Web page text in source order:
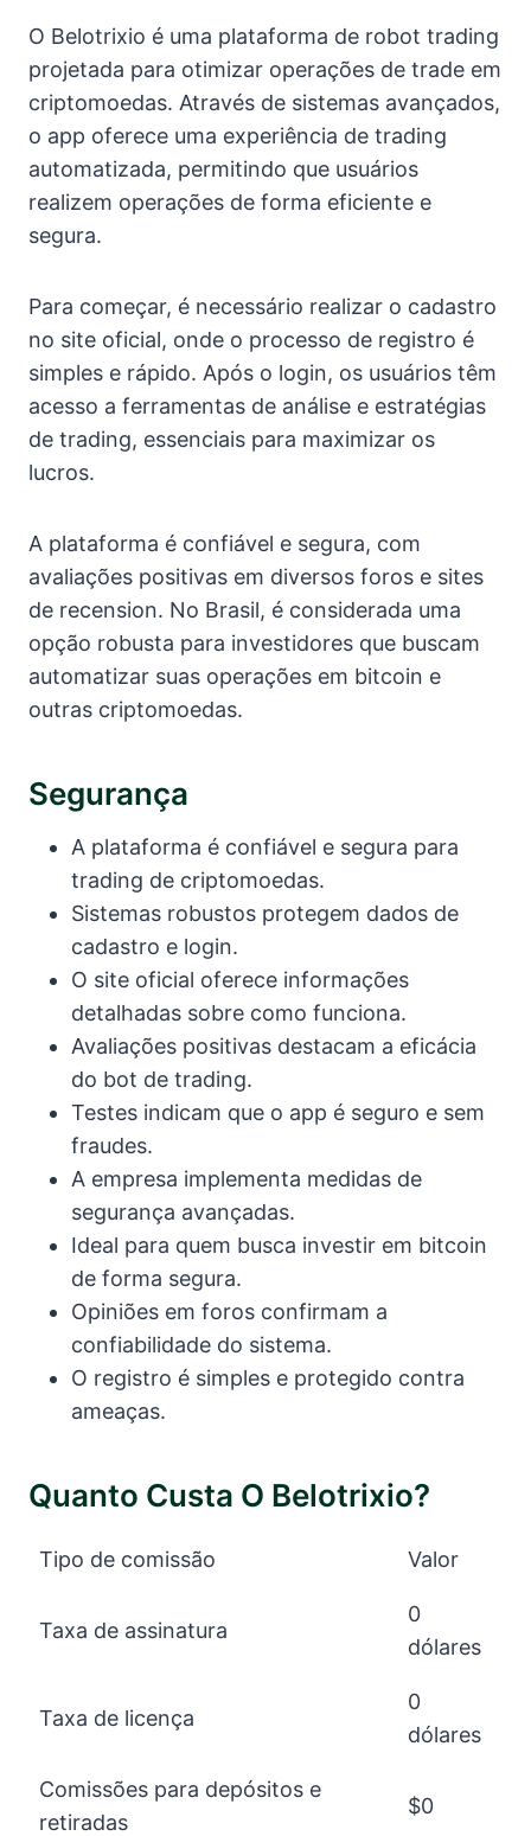
O Belotrixio é uma plataforma de robot trading
projetada para otimizar operações de trade em
criptomoedas. Através de sistemas avançados,
o app oferece uma experiência de trading
automatizada, permitindo que usuários
realizem operações de forma eficiente e
segura.
Para começar, é necessário realizar o cadastro
no site oficial, onde o processo de registro é
simples e rápido. Após o login, os usuários têm
acesso a ferramentas de análise e estratégias
de trading, essenciais para maximizar os
lucros.
A plataforma é confiável e segura, com
avaliações positivas em diversos foros e sites
de recension. No Brasil, é considerada uma
opção robusta para investidores que buscam
automatizar suas operações em bitcoin e
outras criptomoedas.
Segurança
A plataforma é confiável e segura para
trading de criptomoedas.
Sistemas robustos protegem dados de
cadastro e login.
O site oficial oferece informações
detalhadas sobre como funciona.
Avaliações positivas destacam a eficácia
do bot de trading.
Testes indicam que o app é seguro e sem
fraudes.
A empresa implementa medidas de
segurança avançadas.
Ideal para quem busca investir em bitcoin
de forma segura.
Opiniões em foros confirmam a
confiabilidade do sistema.
O registro é simples e protegido contra
ameaças.
Quanto Custa O Belotrixio?
Tipo de comissão Valor
Taxa de assinatura
0
dólares
Taxa de licença
0
dólares
Comissões para depósitos e
retiradas
$0